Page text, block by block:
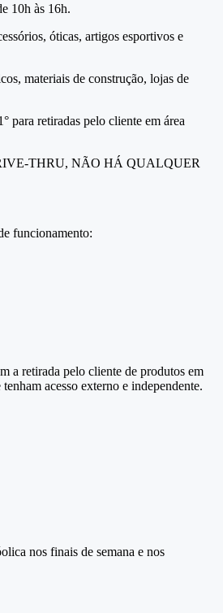
10h às 16h.
óticas, artigos esportivos e
materiais de construção, lojas de
retiradas pelo cliente em área
DRIVE-THRU, NÃO HÁ QUALQUER
funcionamento:
a retirada pelo cliente de produtos em
acesso externo e independente.
nos finais de semana e nos